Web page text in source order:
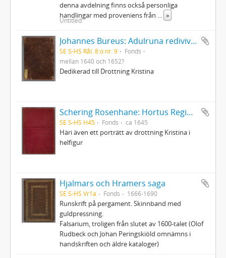
denna avdelning finns också personliga
handlingar med proveniens från
»
Untitled
Johannes Bureus: Adulruna rediviva seu sapientia Sveorum veterum de mysteriis alphabeti trium coronarum regni Fulkandiarum seu Svethiae antiquissimae
SE S-HS Rål. 8:o nr. 9
Fonds
mellan 1640 och 1652?
Dedikerad till Drottning Kristina
Schering Rosenhane: Hortus Regius - Drottning Christinas stamträd med emblemata politica
SE S-HS H45 Fonds ca 1645
Häri även ett porträtt av drottning Kristina i
helfigur
Hjalmars och Hramers saga
SE S-HS Vr1a Fonds 1666-1690
Runskrift på pergament. Skinnband med
guldpressning.
Falsarium, troligen från slutet av 1600-talet (Olof
Rudbeck och Johan Peringskiöld omnämns i
handskriften och äldre kataloger)